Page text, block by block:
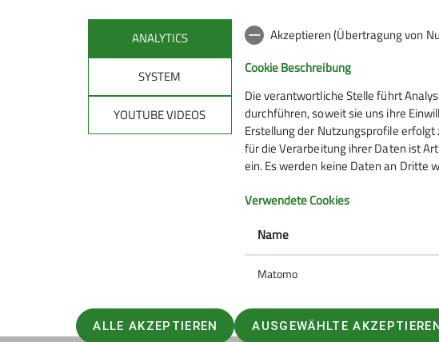
Mitmachen Klettern
Kletterzentrum
Wasserturm
ANALYTICS
SYSTEM
YOUTUBE VIDEOS
Akzeptieren (Übertragung von
Cookie Beschreibung
Die verantwortliche Stelle führt
durchführen, soweit sie uns ihre
Erstellung der Nutzungsprofile
für die Verarbeitung ihrer Daten ist
ein. Es werden keine Daten an
Verwendete Cookies
Name
Matomo
ALLE AKZEPTIEREN AUSGEWÄHLTE